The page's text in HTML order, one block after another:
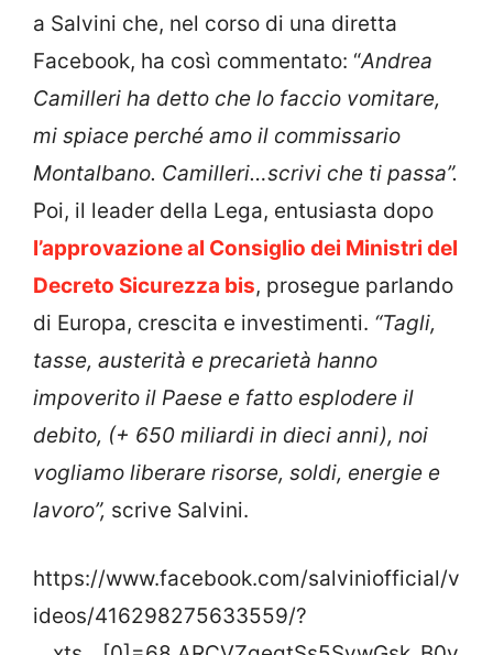
a Salvini che, nel corso di una diretta
Facebook, ha così commentato: “Andrea
Camilleri ha detto che lo faccio vomitare,
mi spiace perché amo il commissario
Montalbano. Camilleri…scrivi che ti passa”.
Poi, il leader della Lega, entusiasta dopo
l’approvazione al Consiglio dei Ministri del
Decreto Sicurezza bis, prosegue parlando
di Europa, crescita e investimenti. “Tagli,
tasse, austerità e precarietà hanno
impoverito il Paese e fatto esplodere il
debito, (+ 650 miliardi in dieci anni), noi
vogliamo liberare risorse, soldi, energie e
lavoro”, scrive Salvini.
https://www.facebook.com/salviniofficial/v
ideos/416298275633559/?